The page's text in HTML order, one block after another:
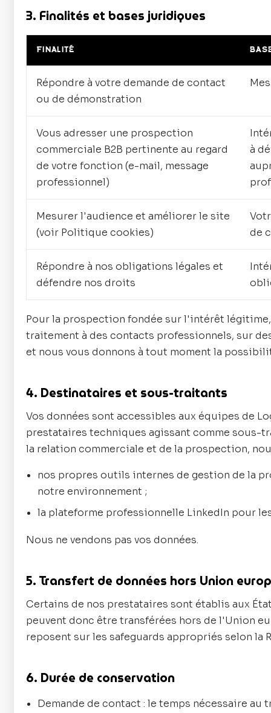
3. Finalités et bases juridiques
FINALITÉ
Répondre à votre demande de contact
ou de démonstration
Vous adresser une prospection
commerciale B2B pertinente au regard
de votre fonction (e-mail, message
professionnel)
à
Mesurer l'audience et améliorer le site
(voir Politique cookies)
de
Répondre à nos obligations légales et
défendre nos droits
Pour la prospection fondée sur l'intérêt
traitement à des contacts professionnels, sur
et nous vous donnons à tout moment la
4. Destinataires et sous-traitants
Vos données sont accessibles aux équipes de
prestataires techniques agissant comme sous-
la relation commerciale et de la prospection,
nos propres outils internes de gestion de la
notre environnement ;
la plateforme professionnelle LinkedIn pour
Nous ne vendons pas vos données.
5. Transfert de données hors Union
Certains de nos prestataires sont établis aux
peuvent donc être transférées hors de l'Union
reposent sur les safeguards appropriés selon la
6. Durée de conservation
Demande de contact : le temps nécessaire au